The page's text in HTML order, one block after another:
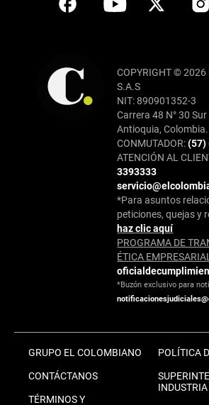
COPYRIGHT © 2026
S.A.S
NIT: 890901352-3
Carrera 48 N° 30
Antioquia, Colombia.
CONMUTADOR:(57)
ATENCIÓN AL
3393333
*Para asuntos
peticiones, quejas y
haz clic aquí
PROGRAMA DE
ÉTICA
*Buzón exclusivo para
GRUPO EL COLOMBIANO
CONTÁCTANOS
TÉRMINOS Y
POLÍTICA